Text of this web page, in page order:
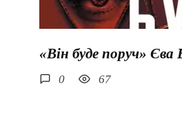
«Він буде поруч» Єва
0 67